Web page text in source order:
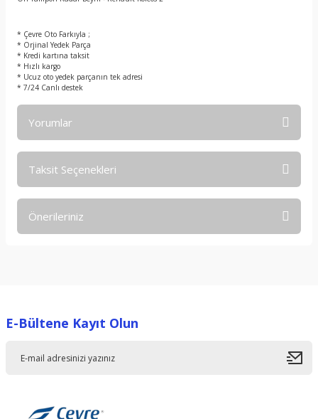
* Çevre Oto Farkıyla ;
* Orjinal Yedek Parça
* Kredi kartına taksit
* Hızlı kargo
* Ucuz oto yedek parçanın tek adresi
* 7/24 Canlı destek
Yorumlar
Taksit Seçenekleri
Önerileriniz
Ürün resmi kalitesiz, bozuk veya görüntülenemiyor.
Bu ürüne benzer farklı alternatifler olmalı.
E-Bültene Kayıt Olun